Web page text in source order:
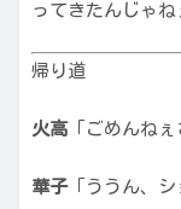
ってきたんじゃね
帰り道
火高「ごめんねぇ
華子「ううん、シ